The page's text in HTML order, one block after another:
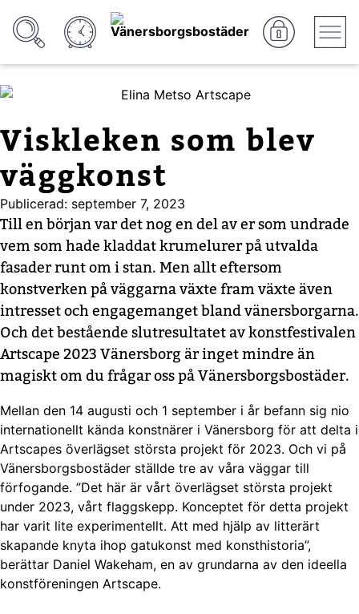
Viskleken som blev
väggkonst
Publicerad: september 7, 2023
Till en början var det nog en del av er som undrade
vem som hade kladdat krumelurer på utvalda
fasader runt om i stan. Men allt eftersom
konstverken på väggarna växte fram växte även
intresset och engagemanget bland vänersborgarna.
Och det bestående slutresultatet av konstfestivalen
Artscape 2023 Vänersborg är inget mindre än
magiskt om du frågar oss på Vänersborgsbostäder.
Mellan den 14 augusti och 1 september i år befann sig nio
internationellt kända konstnärer i Vänersborg för att delta i
Artscapes överlägset största projekt för 2023. Och vi på
Vänersborgsbostäder ställde tre av våra väggar till
förfogande. ”Det här är vårt överlägset största projekt
under 2023, vårt flaggskepp. Konceptet för detta projekt
har varit lite experimentellt. Att med hjälp av litterärt
skapande knyta ihop gatukonst med konsthistoria”,
berättar Daniel Wakeham, en av grundarna av den ideella
konstföreningen Artscape.